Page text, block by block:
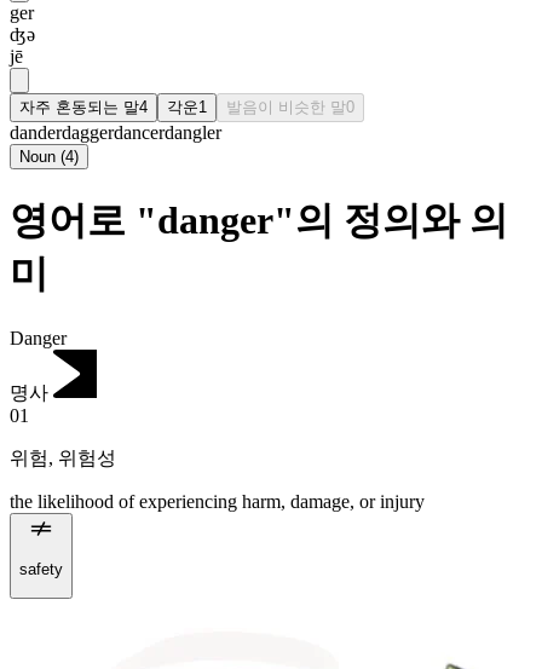
ger
ʤə
jē
자주 혼동되는 말4 각운1 발음이 비슷한 말0
danderdaggerdancerdangler
Noun (4)
영어로 "danger"의 정의와 의
미
Danger
명사
01
위험, 위험성
the likelihood of experiencing harm, damage, or injury
safety